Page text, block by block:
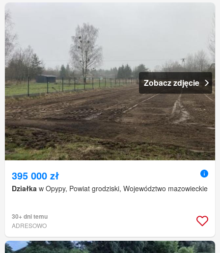
Zobacz zdjęcie
395 000 zł
Działka w Opypy, Powiat grodziski, Województwo mazowieckie
30+ dni temu
ADRESOWO